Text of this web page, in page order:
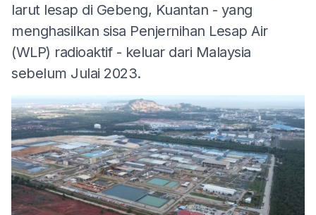
larut lesap di Gebeng, Kuantan - yang
menghasilkan sisa Penjernihan Lesap Air
(WLP) radioaktif - keluar dari Malaysia
sebelum Julai 2023.